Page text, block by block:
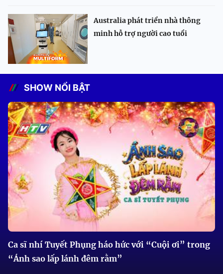
Australia phát triển nhà thông
minh hỗ trợ người cao tuổi
SHOW NỔI BẬT
Ca sĩ nhí Tuyết Phụng háo hức với “Cuội ơi” trong
“Ánh sao lấp lánh đêm rằm”